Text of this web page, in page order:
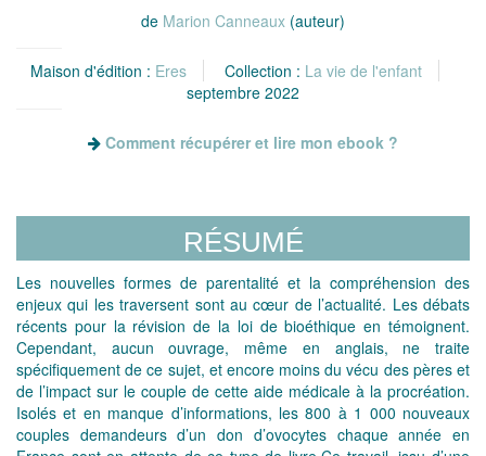
de Marion Canneaux (auteur)
Maison d'édition : Eres Collection : La vie de l'enfant
septembre 2022
Comment récupérer et lire mon ebook ?
RÉSUMÉ
Les nouvelles formes de parentalité et la compréhension des
enjeux qui les traversent sont au cœur de l’actualité. Les débats
récents pour la révision de la loi de bioéthique en témoignent.
Cependant, aucun ouvrage, même en anglais, ne traite
spécifiquement de ce sujet, et encore moins du vécu des pères et
de l’impact sur le couple de cette aide médicale à la procréation.
Isolés et en manque d’informations, les 800 à 1 000 nouveaux
couples demandeurs d’un don d’ovocytes chaque année en